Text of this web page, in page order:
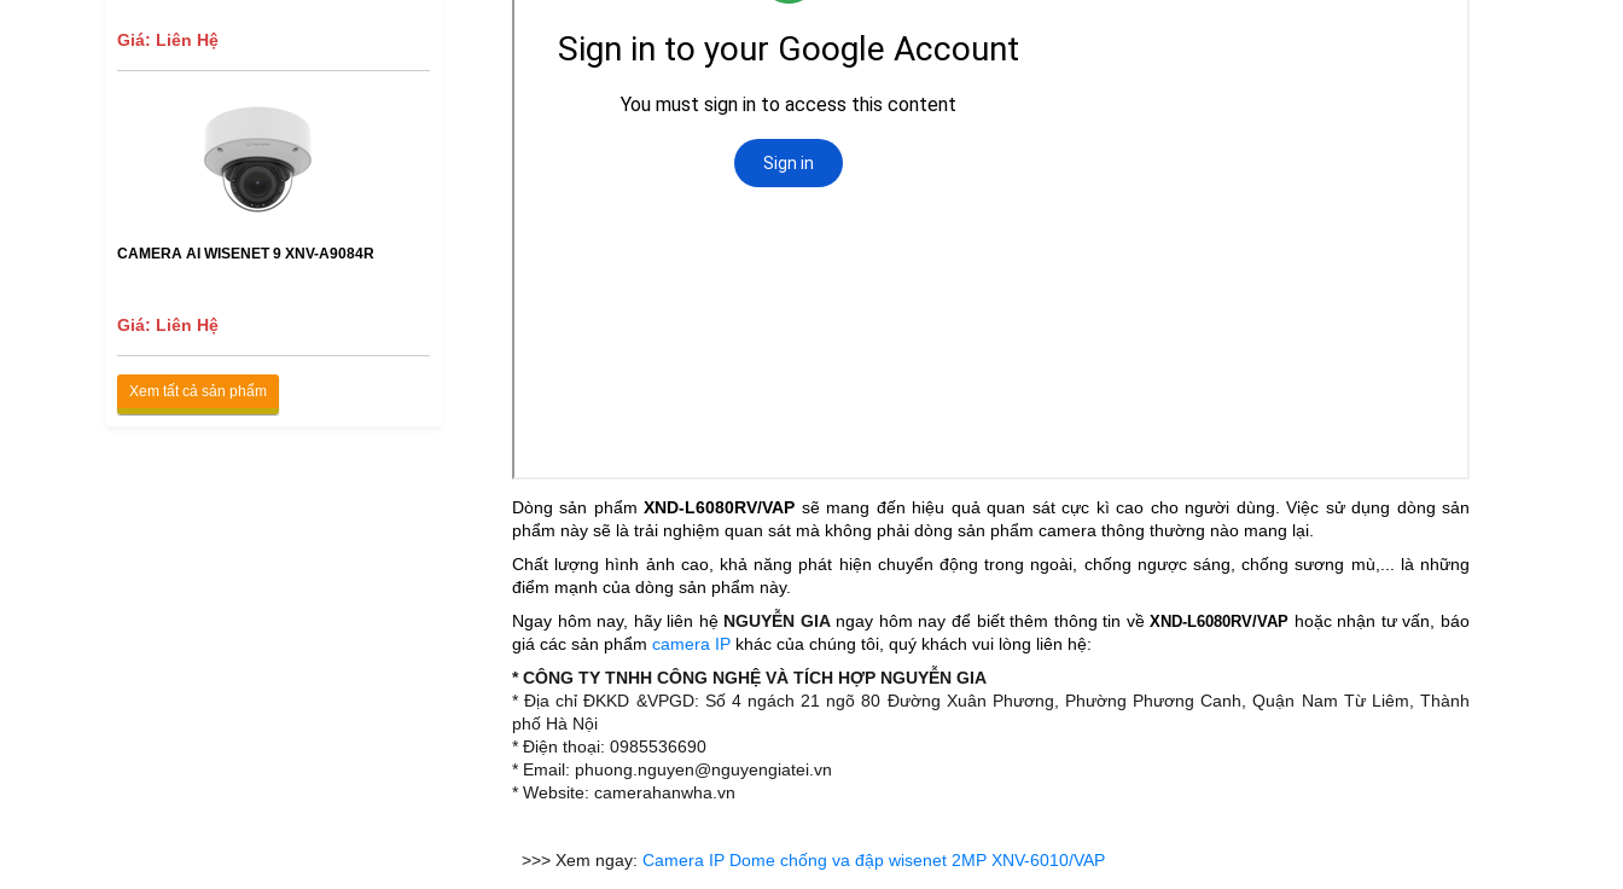
Giá: Liên Hệ
CAMERA AI WISENET 9 XNV-A9084R
Giá: Liên Hệ
Xem tất cả sản phẩm
Dòng sản phẩmXND-L6080RV/VAP sẽ mang đến hiệu quả quan sát cực kì cao cho người dùng. Việc sử dụng dòng sản
phẩm này sẽ là trải nghiệm quan sát mà không phải dòng sản phẩm camera thông thường nào mang lại.
Chất lượng hình ảnh cao, khả năng phát hiện chuyển động trong ngoài, chống ngược sáng, chống sương mù,... là những
điểm mạnh của dòng sản phẩm này.
Ngay hôm nay, hãy liên hệ NGUYỄN GIAngay hôm nay để biết thêm thông tin vềXND-L6080RV/VAP hoặc nhận tư vấn, báo
giá các sản phẩm camera IP khác của chúng tôi, quý khách vui lòng liên hệ:
* CÔNG TY TNHH CÔNG NGHỆ VÀ TÍCH HỢP NGUYỄN GIA
* Địa chỉ ĐKKD &VPGD: Số 4 ngách 21 ngõ 80 Đường Xuân Phương, Phường Phương Canh, Quận Nam Từ Liêm, Thành
phố Hà Nội
* Điện thoại: 0985536690
* Email: phuong.nguyen@nguyengiatei.vn
* Website: camerahanwha.vn
>>> Xem ngay: Camera IP Dome chống va đập wisenet 2MP XNV-6010/VAP